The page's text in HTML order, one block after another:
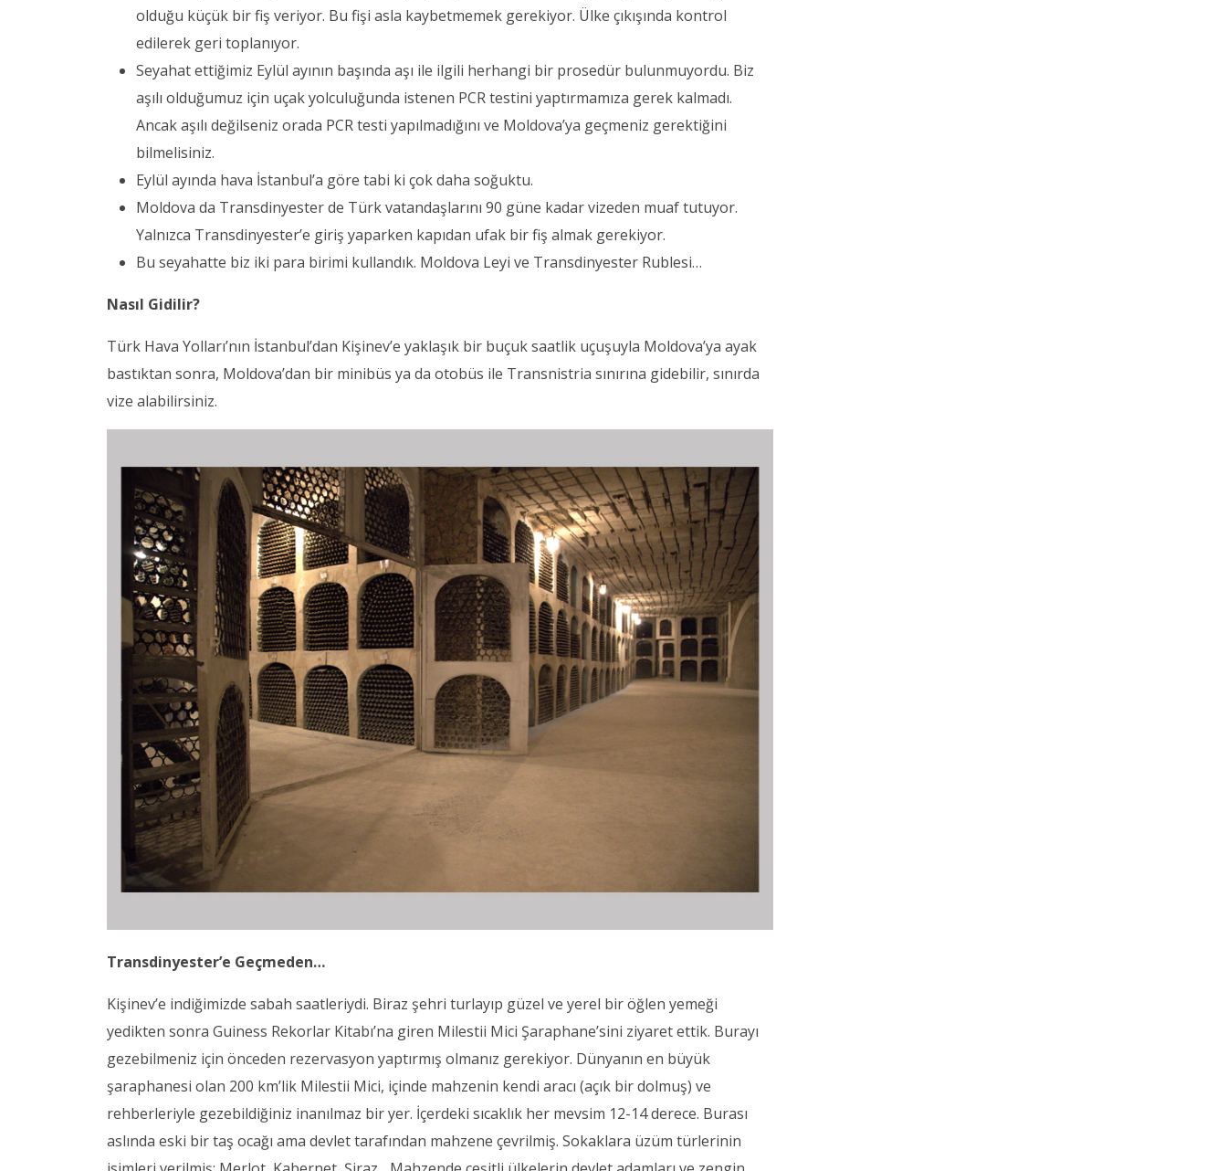
olduğu küçük bir fiş veriyor. Bu fişi asla kaybetmemek gerekiyor. Ülke çıkışında kontrol
edilerek geri toplanıyor.
Seyahat ettiğimiz Eylül ayının başında aşı ile ilgili herhangi bir prosedür bulunmuyordu. Biz
aşılı olduğumuz için uçak yolculuğunda istenen PCR testini yaptırmamıza gerek kalmadı.
Ancak aşılı değilseniz orada PCR testi yapılmadığını ve Moldova’ya geçmeniz gerektiğini
bilmelisiniz.
Eylül ayında hava İstanbul’a göre tabi ki çok daha soğuktu.
Moldova da Transdinyester de Türk vatandaşlarını 90 güne kadar vizeden muaf tutuyor.
Yalnızca Transdinyester’e giriş yaparken kapıdan ufak bir fiş almak gerekiyor.
Bu seyahatte biz iki para birimi kullandık. Moldova Leyi ve Transdinyester Rublesi…
Nasıl Gidilir?
Türk Hava Yolları’nın İstanbul’dan Kişinev’e yaklaşık bir buçuk saatlik uçuşuyla Moldova’ya ayak
bastıktan sonra, Moldova’dan bir minibüs ya da otobüs ile Transnistria sınırına gidebilir, sınırda
vize alabilirsiniz.
Transdinyester’e Geçmeden…
Kişinev’e indiğimizde sabah saatleriydi. Biraz şehri turlayıp güzel ve yerel bir öğlen yemeği
yedikten sonra Guiness Rekorlar Kitabı’na giren Milestii Mici Şaraphane’sini ziyaret ettik. Burayı
gezebilmeniz için önceden rezervasyon yaptırmış olmanız gerekiyor. Dünyanın en büyük
şaraphanesi olan 200 km’lik Milestii Mici, içinde mahzenin kendi aracı (açık bir dolmuş) ve
rehberleriyle gezebildiğiniz inanılmaz bir yer. İçerdeki sıcaklık her mevsim 12-14 derece. Burası
aslında eski bir taş ocağı ama devlet tarafından mahzene çevrilmiş. Sokaklara üzüm türlerinin